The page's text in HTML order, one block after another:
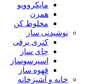
مایکروویو
همزن
مخلوط کن
نوشیدنی ساز
کتری برقی
چای ساز
اسپرسوساز
قهوه ساز
خانه و آشپزخانه